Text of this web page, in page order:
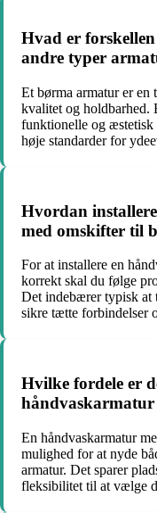
Hvad er
andre typer
Et børma armatur er en
kvalitet og holdbarhed.
funktionelle og æstetisk
høje standarder for
Hvordan
med omskifter til
For at installere en
korrekt skal du følge
Det indebærer typisk at
sikre tætte forbindelser
Hvilke fordele er
En håndvaskarmatur
mulighed for at nyde
armatur. Det sparer
fleksibilitet til at vælge